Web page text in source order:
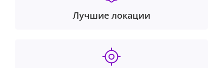
Лучшие локации